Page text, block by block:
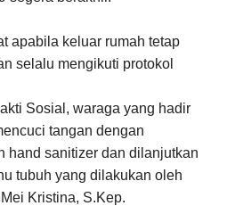
apabila keluar rumah tetap
selalu mengikuti protokol
Sosial, waraga yang hadir
tangan dengan
hand sanitizer dan dilanjutkan
tubuh yang dilakukan oleh
Kristina, S.Kep.